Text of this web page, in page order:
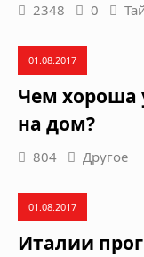
2348 0
01.08.2017
Чем хороша
на дом?
804 Другое
01.08.2017
Италии